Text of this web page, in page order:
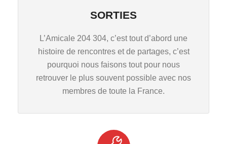
SORTIES
L’Amicale 204 304, c’est tout d’abord une
histoire de rencontres et de partages, c’est
pourquoi nous faisons tout pour nous
retrouver le plus souvent possible avec nos
membres de toute la France.